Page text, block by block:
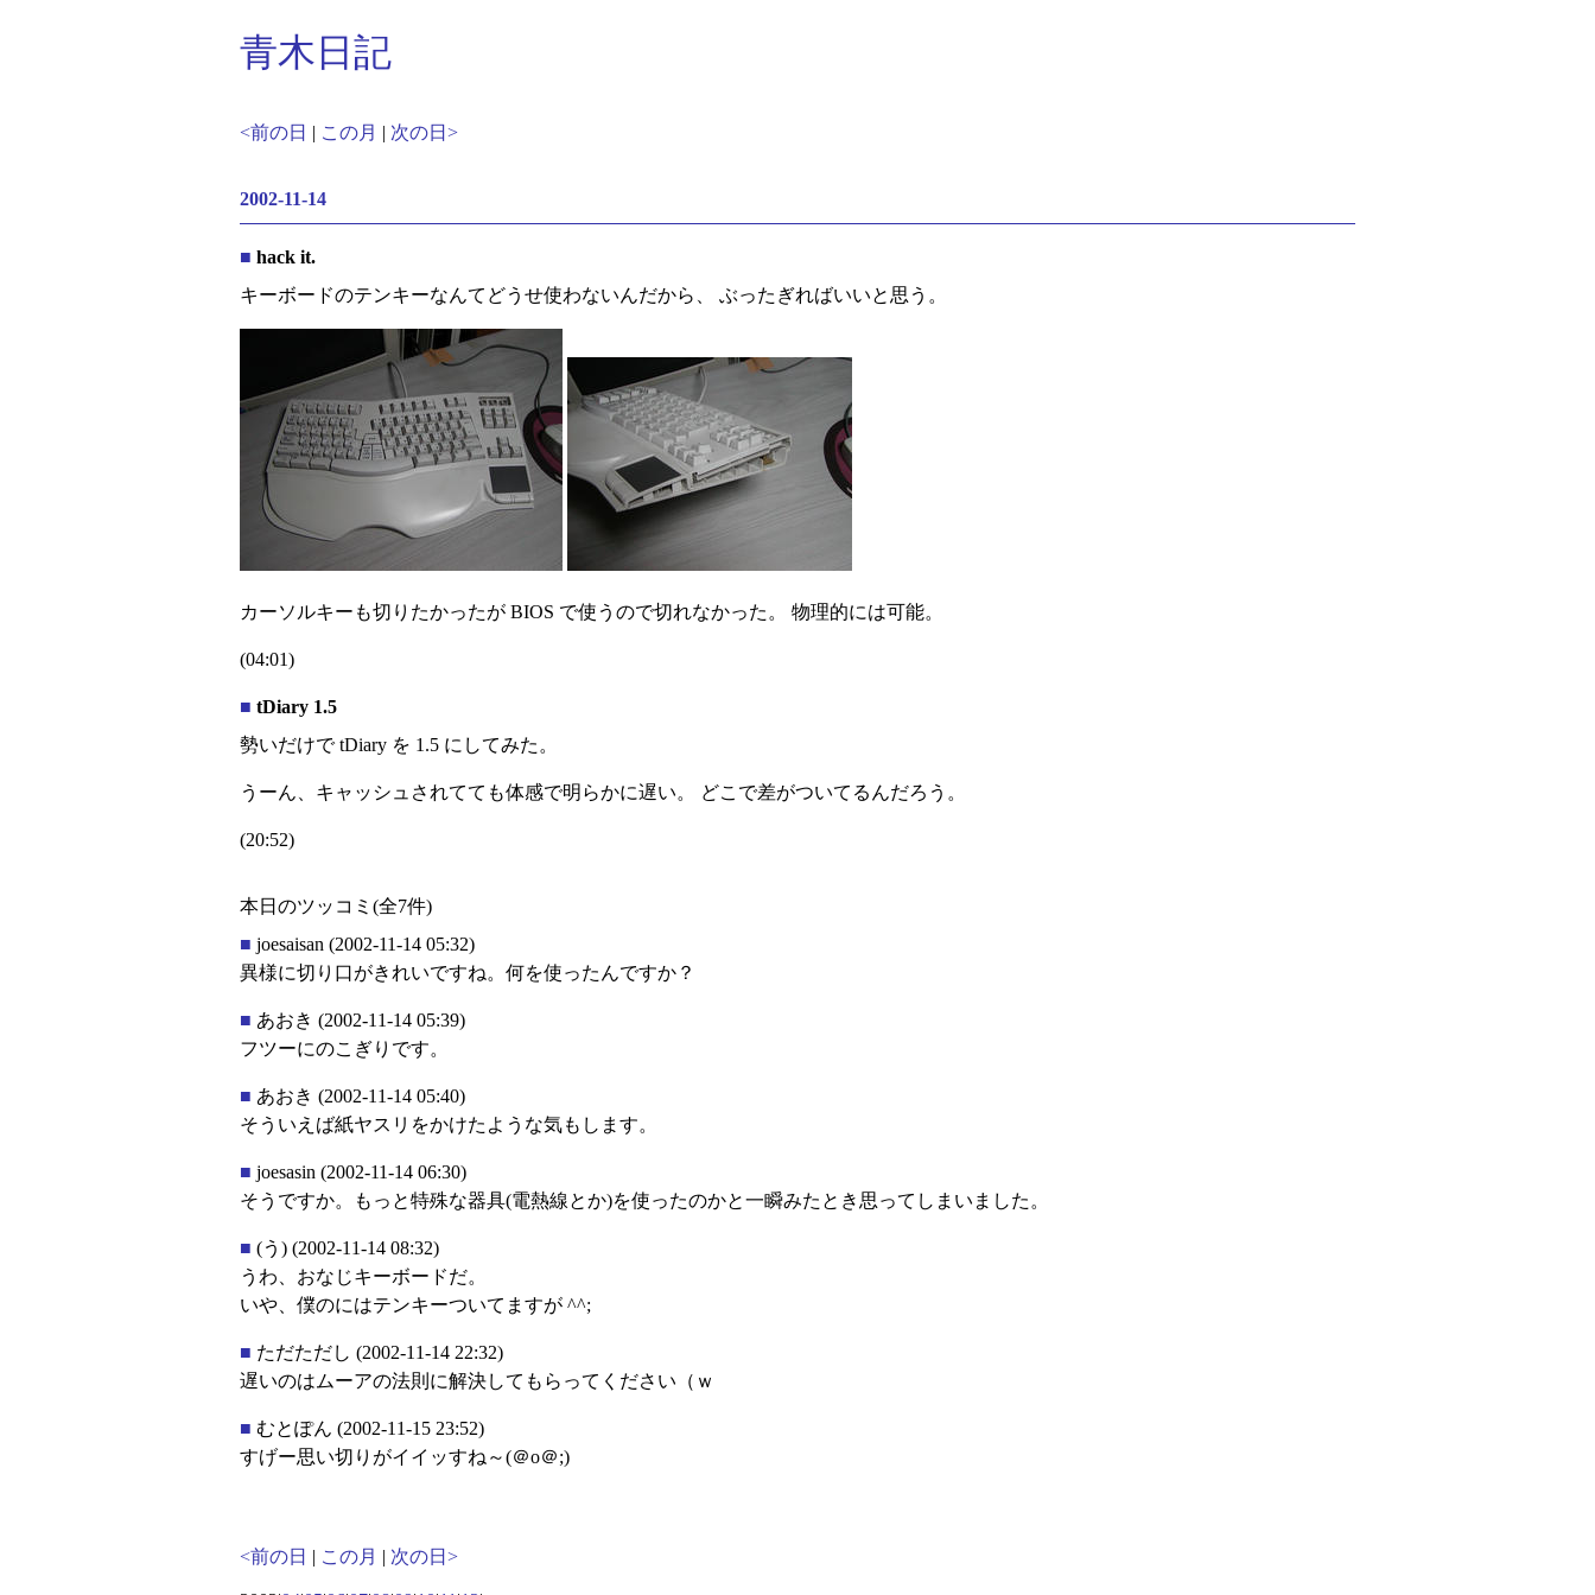
青木日記
<前の日 | この月 | 次の日>
2002-11-14
■ hack it.
キーボードのテンキーなんてどうせ使わないんだから、 ぶったぎればいいと思う。
カーソルキーも切りたかったが BIOS で使うので切れなかった。 物理的には可能。
(04:01)
■ tDiary 1.5
勢いだけで tDiary を 1.5 にしてみた。
うーん、キャッシュされてても体感で明らかに遅い。 どこで差がついてるんだろう。
(20:52)
本日のツッコミ(全7件)
■ joesaisan (2002-11-14 05:32)
異様に切り口がきれいですね。何を使ったんですか？
■ あおき (2002-11-14 05:39)
フツーにのこぎりです。
■ あおき (2002-11-14 05:40)
そういえば紙ヤスリをかけたような気もします。
■ joesasin (2002-11-14 06:30)
そうですか。もっと特殊な器具(電熱線とか)を使ったのかと一瞬みたとき思ってしまいました。
■ (う) (2002-11-14 08:32)
うわ、おなじキーボードだ。
いや、僕のにはテンキーついてますが ^^;
■ ただただし (2002-11-14 22:32)
遅いのはムーアの法則に解決してもらってください（ｗ
■ むとぽん (2002-11-15 23:52)
すげー思い切りがイイッすね～(＠o＠;)
<前の日 | この月 | 次の日>